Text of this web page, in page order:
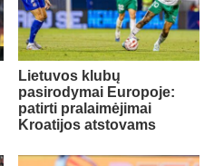
Lietuvos klubų
pasirodymai Europoje:
patirti pralaimėjimai
Kroatijos atstovams